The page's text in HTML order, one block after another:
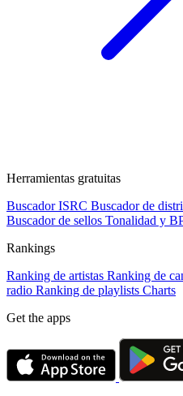
Herramientas gratuitas
Buscador ISRC Buscador de
Buscador de sellos Tonalidad y
Rankings
Ranking de artistas Ranking de
radio Ranking de playlists Charts
Get the apps